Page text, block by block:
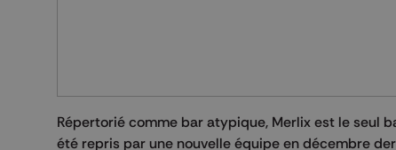
Répertorié comme bar atypique, Merlix est le seul
été repris par une nouvelle équipe en décembre